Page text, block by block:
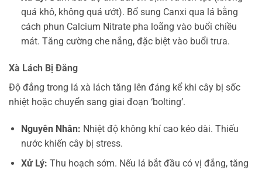
quá khô, không quá ướt). Bổ sung Canxi qua lá bằng
cách phun Calcium Nitrate pha loãng vào buổi chiều
mát. Tăng cường che nắng, đặc biệt vào buổi trưa.
Xà Lách Bị Đắng
Độ đắng trong lá xà lách tăng lên đáng kể khi cây bị sốc
nhiệt hoặc chuyển sang giai đoạn ‘bolting’.
Nguyên Nhân: Nhiệt độ không khí cao kéo dài. Thiếu
nước khiến cây bị stress.
Xử Lý: Thu hoạch sớm. Nếu lá bắt đầu có vị đắng, tăng